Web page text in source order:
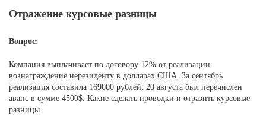
Отражение курсовые разницы
Вопрос:
Компания выплачивает по договору 12% от реализации
вознаграждение нерезиденту в долларах США. За сентябрь
реализация составила 169000 рублей. 20 августа был перечислен
аванс в сумме 4500$. Какие сделать проводки и отразить курсовые
разницы